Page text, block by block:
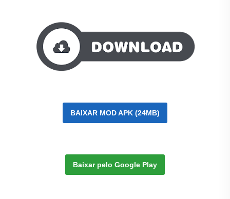
BAIXAR MOD APK (24MB)
Baixar pelo Google Play